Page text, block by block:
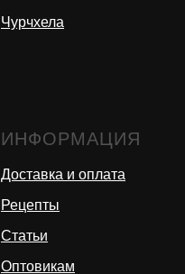
Чурчхела
ИНФОРМАЦИЯ
Доставка и оплата
Рецепты
Статьи
Оптовикам